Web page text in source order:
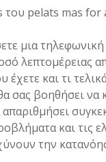
του pelats mas
μια
λεπτομέρειας
και τι
σας βοηθήσει να
και τις
την